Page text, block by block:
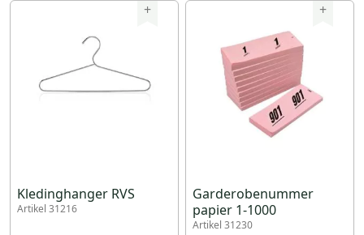
+
Kledinghanger RVS
Artikel 31216
+
Garderobenummer
papier 1-1000
Artikel 31230